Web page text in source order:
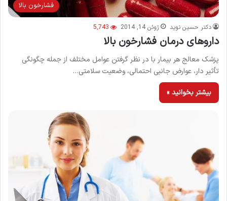
فشارخون بالا
دکتر حسین نوید ژوئن 14, 2014 5,743
داروهای درمان فشارخون بالا
پزشک معالج هر بیمار با در نظر گرفتن عوامل مختلف از جمله چگونگی
تأثیر دار، عوارض جانبی احتمالی، وضعیت سلامتی…
بیشتر بخوانید »